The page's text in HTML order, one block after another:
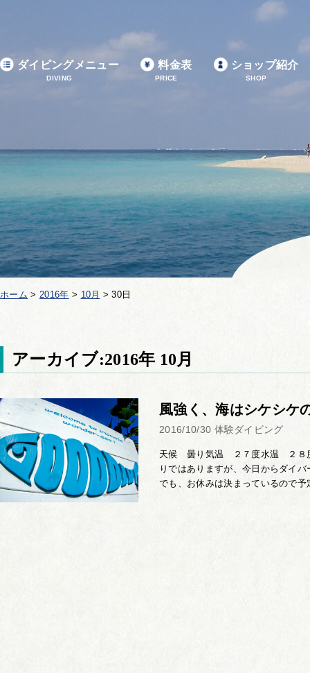
ダイビングメニュー
DIVING
料金表
PRICE
ショップ紹介
SHOP
ホーム > 2016年 > 10月 >30日
アーカイブ:2016年 10月
風強く、海はシケシケ
2016/10/30 体験ダイビング
天候 曇り気温 ２７度水温 ２８
りではありますが、今日からダイ
でも、お休みは決まっているので